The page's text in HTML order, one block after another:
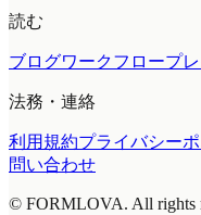
読む
ブログワークフロープ
法務・連絡
利用規約プライバシー
問い合わせ
© FORMLOVA. All rights